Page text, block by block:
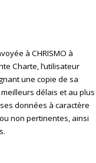
à CHRISMO à
Charte, l’utilisateur
une copie de sa
délais et au plus
données à caractère
non pertinentes, ainsi